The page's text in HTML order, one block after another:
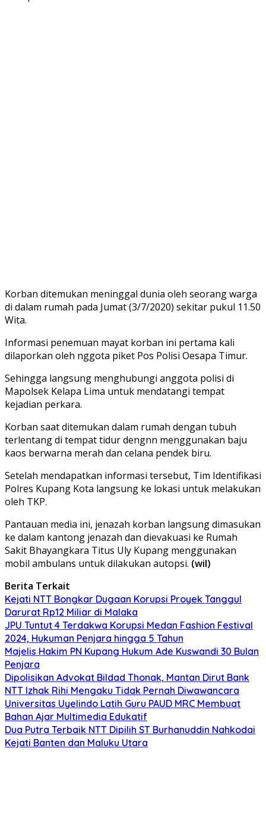
Korban ditemukan meninggal dunia oleh seorang warga
di dalam rumah pada Jumat (3/7/2020) sekitar pukul 11.50
Wita.
Informasi penemuan mayat korban ini pertama kali
dilaporkan oleh nggota piket Pos Polisi Oesapa Timur.
Sehingga langsung menghubungi anggota polisi di
Mapolsek Kelapa Lima untuk mendatangi tempat
kejadian perkara.
Korban saat ditemukan dalam rumah dengan tubuh
terlentang di tempat tidur dengnn menggunakan baju
kaos berwarna merah dan celana pendek biru.
Setelah mendapatkan informasi tersebut, Tim Identifikasi
Polres Kupang Kota langsung ke lokasi untuk melakukan
oleh TKP.
Pantauan media ini, jenazah korban langsung dimasukan
ke dalam kantong jenazah dan dievakuasi ke Rumah
Sakit Bhayangkara Titus Uly Kupang menggunakan
mobil ambulans untuk dilakukan autopsi. (wil)
Berita Terkait
Kejati NTT Bongkar Dugaan Korupsi Proyek Tanggul
Darurat Rp12 Miliar di Malaka
JPU Tuntut 4 Terdakwa Korupsi Medan Fashion Festival
2024, Hukuman Penjara hingga 5 Tahun
Majelis Hakim PN Kupang Hukum Ade Kuswandi 30 Bulan
Penjara
Dipolisikan Advokat Bildad Thonak, Mantan Dirut Bank
NTT Izhak Rihi Mengaku Tidak Pernah Diwawancara
Universitas Uyelindo Latih Guru PAUD MRC Membuat
Bahan Ajar Multimedia Edukatif
Dua Putra Terbaik NTT Dipilih ST Burhanuddin Nahkodai
Kejati Banten dan Maluku Utara